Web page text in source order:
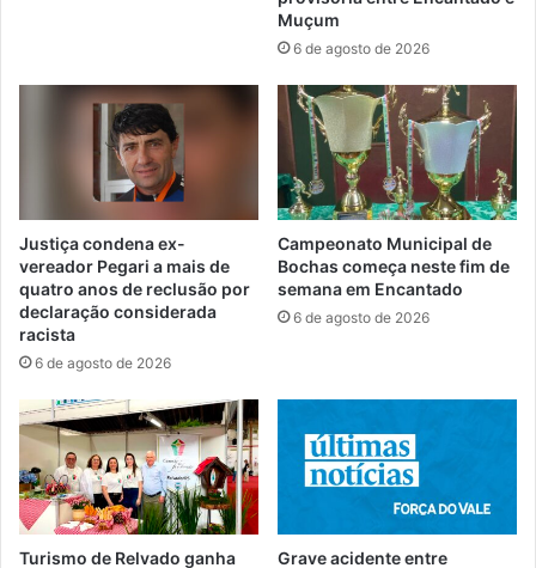
Muçum
6 de agosto de 2026
Justiça condena ex-
vereador Pegari a mais de
quatro anos de reclusão por
declaração considerada
racista
6 de agosto de 2026
Campeonato Municipal de
Bochas começa neste fim de
semana em Encantado
6 de agosto de 2026
Turismo de Relvado ganha
Grave acidente entre